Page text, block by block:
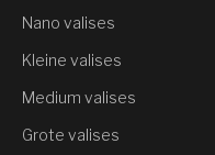
Nano valises
Kleine valises
Medium valises
Grote valises